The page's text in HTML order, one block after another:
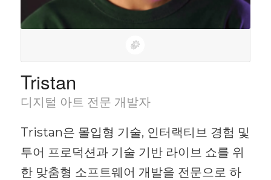
Tristan
디지털 아트 전문 개발자
Tristan은 몰입형 기술, 인터랙티브 경험 및
투어 프로덕션과 기술 기반 라이브 쇼를 위
한 맞춤형 소프트웨어 개발을 전문으로 하